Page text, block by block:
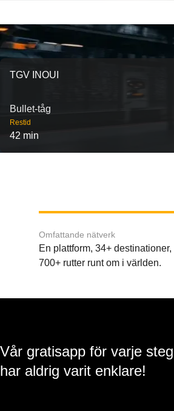
TGV INOUI
Bullet-tåg
Restid
42 min
Omfattande nätverk
En plattform, 34+ destinationer,
700+ rutter runt om i världen.
Vår gratisapp för varje
har aldrig varit enklare!